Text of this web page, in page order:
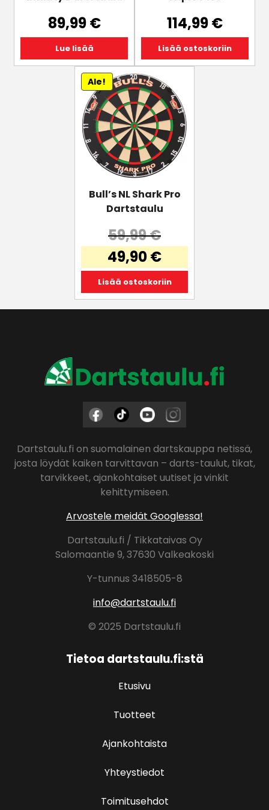
89,99€
Lue lisää
114,99€
Lisää ostoskoriin
Ale!
Bull’s NL Shark Pro
Dartstaulu
59,99€
Alkuperäinen
hinta
oli:
59,99 €.
49,90€
Nykyinen
hinta
on:
Lisää ostoskoriin
Dartstaulu.fi on suomalainen dartskauppa netissä,
josta löydät kaiken tarvittavan – darts-taulut, tikat,
tarvikkeet, ajankohtaiset uutiset ja vinkit
kehittymiseen.
Arvostele meidät Googlessa!
Dartstaulu.fi / Tikkataivas Oy
Salomaantie 9, 37630 Valkeakoski
Y-tunnus 3418505-8
info@dartstaulu.fi
© 2025 Dartstaulu.fi
Tietoa dartstaulu.fi:stä
Etusivu
Tuotteet
Ajankohtaista
Yhteystiedot
Toimitusehdot